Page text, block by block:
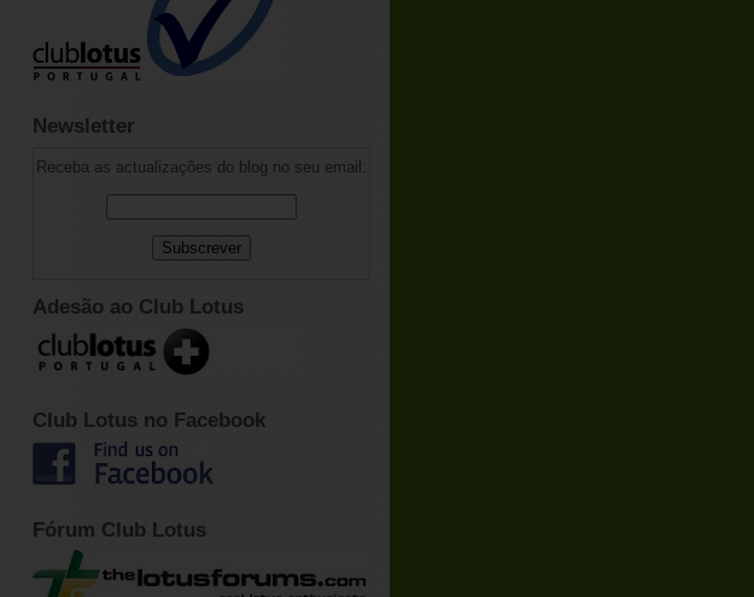
Newsletter
Receba as actualizações do blog no seu email:
Adesão ao Club Lotus
Club Lotus no Facebook
Fórum Club Lotus